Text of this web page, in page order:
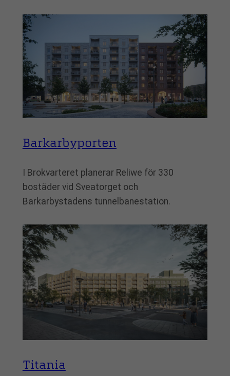
Barkarbyporten
I Brokvarteret planerar Reliwe för 330
bostäder vid Sveatorget och
Barkarbystadens tunnelbanestation.
Titania